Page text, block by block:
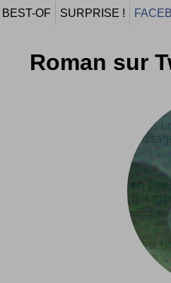
BEST-OF SURPRISE !
Roman sur